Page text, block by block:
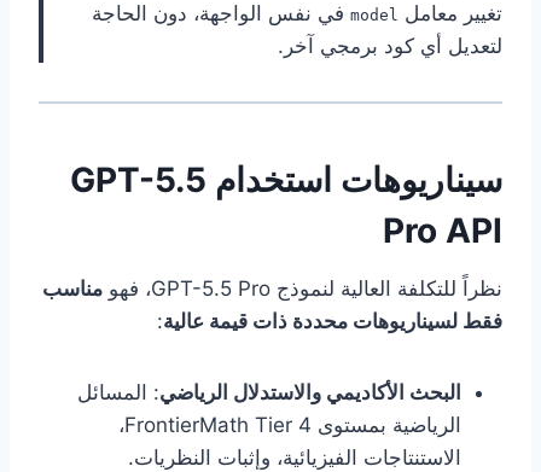
تغيير معامل model في نفس الواجهة، دون الحاجة
لتعديل أي كود برمجي آخر.
سيناريوهات استخدام GPT-5.5
Pro API
نظراً للتكلفة العالية لنموذج GPT-5.5 Pro، فهو
مناسب
فقط لسيناريوهات محددة ذات قيمة عالية:
البحث الأكاديمي والاستدلال الرياضي: المسائل
الرياضية بمستوى FrontierMath Tier 4،
الاستنتاجات الفيزيائية، وإثبات النظريات.